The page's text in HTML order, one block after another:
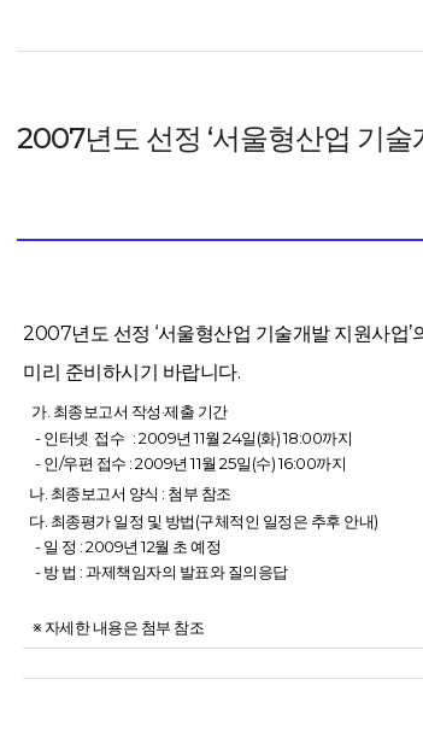
2007년도 선정 ‘서울형산업 기
2007년도 선정 ‘서울형산업 기술개발 지원사업
미리 준비하시기 바랍니다.
가. 최종보고서 작성·제출 기간
-인터넷 접수 : 2009년 11월 24일(화) 18:00까지
- 인/우편 접수 : 2009년 11월 25일(수) 16:00까지
나. 최종보고서 양식 : 첨부 참조
다. 최종평가 일정 및 방법(구체적인 일정은 추후 안내)
- 일 정 : 2009년 12월 초 예정
- 방 법 : 과제책임자의 발표와 질의응답
※ 자세한 내용은 첨부 참조